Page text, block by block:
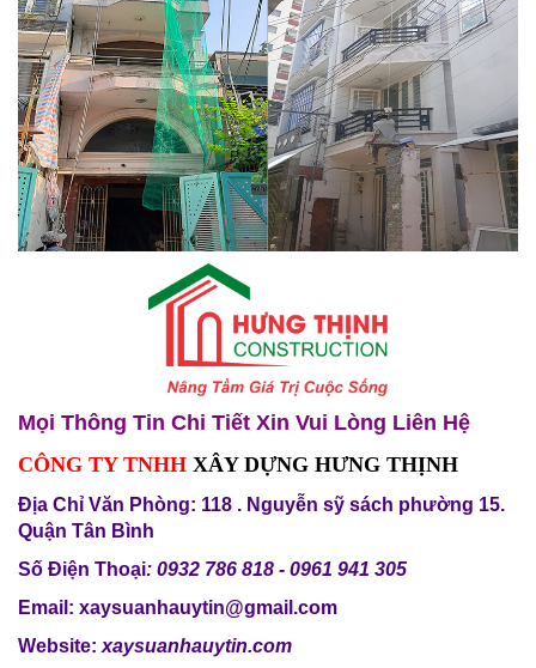
Mọi Thông Tin Chi Tiết Xin Vui Lòng Liên Hệ
CÔNG TY TNHH XÂY DỰNG HƯNG THỊNH
Địa Chỉ Văn Phòng: 118 . Nguyễn sỹ sách phường 15.
Quận Tân Bình
Số Điện Thoại: 0932 786 818 - 0961 941 305
Email: xaysuanhauytin@gmail.com
Website: xaysuanhauytin.com